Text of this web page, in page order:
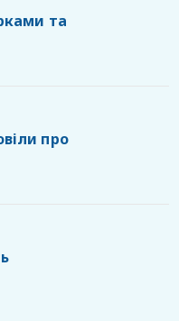
та
про